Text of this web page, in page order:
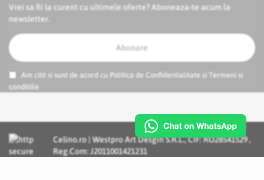
Vrei sa fii la curent cu ultimele oferte? Aboneaza-te acum la
newsletter.
Abonare
Am citit si sunt de acord cu Politica de Confidentialitate si
Termeni si
conditiile
Celino.ro | Westpro Art Desgin S.R.L., CIF: RO28541529 ,
Reg.Com: J2011001421231